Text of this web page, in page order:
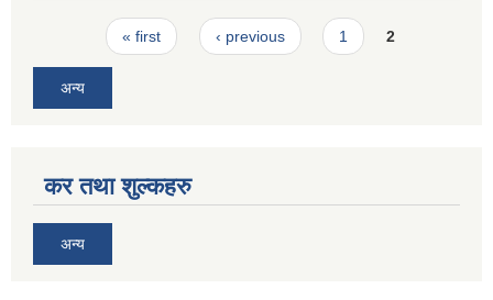
Pages« first ‹ previous 1 2
अन्य
कर तथा शुल्कहरु
अन्य